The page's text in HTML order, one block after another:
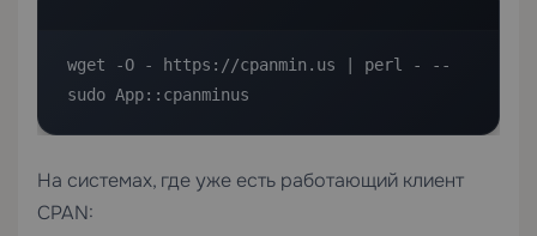
wget -O - https://cpanmin.us | perl - --
sudo App::cpanminus
На системах, где уже есть работающий клиент
CPAN: